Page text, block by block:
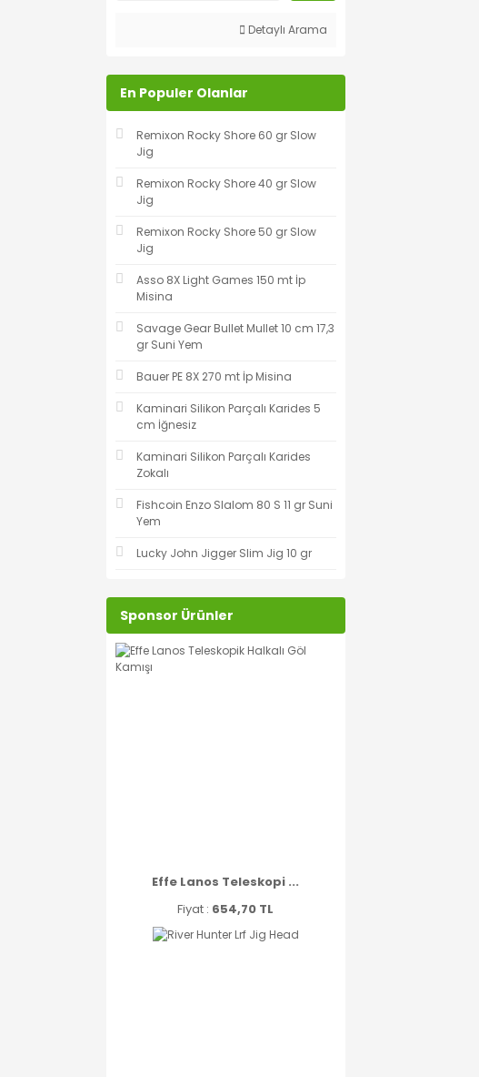
Detaylı Arama
En Populer Olanlar
Remixon Rocky Shore 60 gr Slow
Jig
Remixon Rocky Shore 40 gr Slow
Jig
Remixon Rocky Shore 50 gr Slow
Jig
Asso 8X Light Games 150 mt İp
Misina
Savage Gear Bullet Mullet 10 cm 17,3
gr Suni Yem
Bauer PE 8X 270 mt İp Misina
Kaminari Silikon Parçalı Karides 5
cm İğnesiz
Kaminari Silikon Parçalı Karides
Zokalı
Fishcoin Enzo Slalom 80 S 11 gr Suni
Yem
Lucky John Jigger Slim Jig 10 gr
Sponsor Ürünler
Effe Lanos Teleskopi ...
Fiyat : 654,70 TL